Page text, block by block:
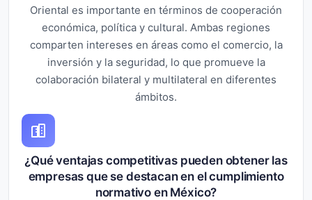
Oriental es importante en términos de cooperación
económica, política y cultural. Ambas regiones
comparten intereses en áreas como el comercio, la
inversión y la seguridad, lo que promueve la
colaboración bilateral y multilateral en diferentes
ámbitos.
¿Qué ventajas competitivas pueden obtener las
empresas que se destacan en el cumplimiento
normativo en México?